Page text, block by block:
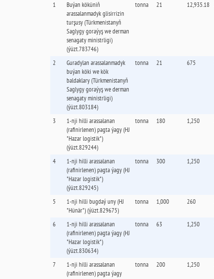
1
Buýan köküniň
arassalanmadyk glisirrizin
turşusy (Türkmenistanyň
Saglygy goraýyş we derman
senagaty ministrligi)
(ýüzt.783746)
tonna 21 12,935.18
2
Guradylan arassalanmadyk
buýan köki we kök
baldaklary (Türkmenistanyň
Saglygy goraýyş we derman
senagaty ministrligi)
(ýüzt.803184)
tonna 21 675
3
1-nji hilli arassalanan
(rafinirlenen) pagta ýagy (HJ
"Hazar logistik")
(ýüzt.829244)
tonna 180 1,250
4
1-nji hilli arassalanan
(rafinirlenen) pagta ýagy (HJ
"Hazar logistik")
(ýüzt.829245)
tonna 300 1,250
5
1-nji hilli bugdaý uny (HJ
"Hünär") (ýüzt.829675)
tonna 1,000 260
6
1-nji hilli arassalanan
(rafinirlenen) pagta ýagy (HJ
"Hazar logistik")
(ýüzt.830634)
tonna 63 1,250
7
1-nji hilli arassalanan
(rafinirlenen) pagta ýagy
tonna 200 1,250